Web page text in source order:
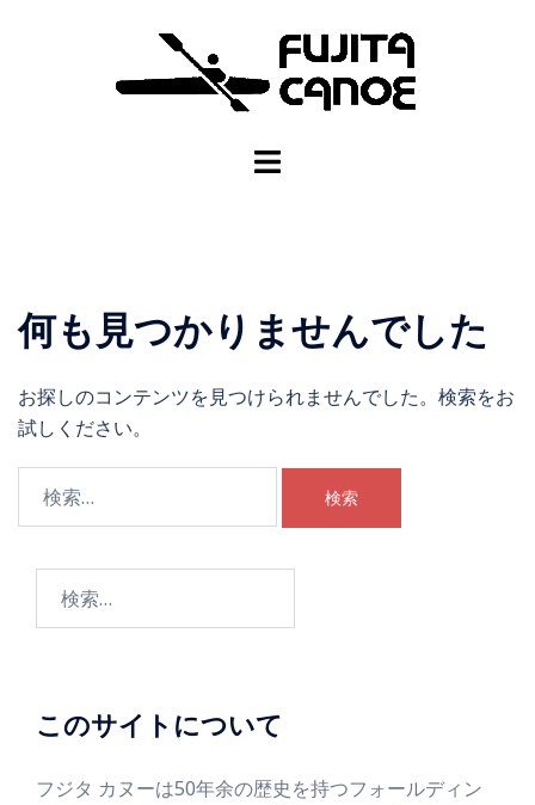
何も見つかりませんでした
お探しのコンテンツを見つけられませんでした。検索をお
試しください。
このサイトについて
フジタ カヌーは50年余の歴史を持つフォールディン